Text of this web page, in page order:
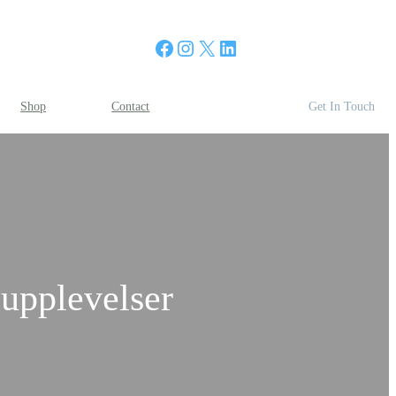
Facebook Instagram X LinkedIn
Shop Contact Get In Touch